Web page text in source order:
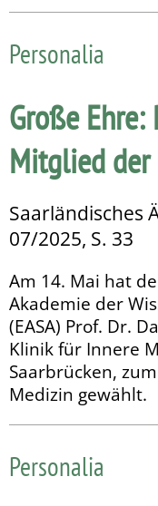
Personalia
Große Ehre:
Mitglied der
Saarländisches
07/2025, S. 33
Am 14. Mai hat
Akademie der
(EASA) Prof. Dr.
Klinik für Innere
Saarbrücken,
Medizin gewählt.
Personalia